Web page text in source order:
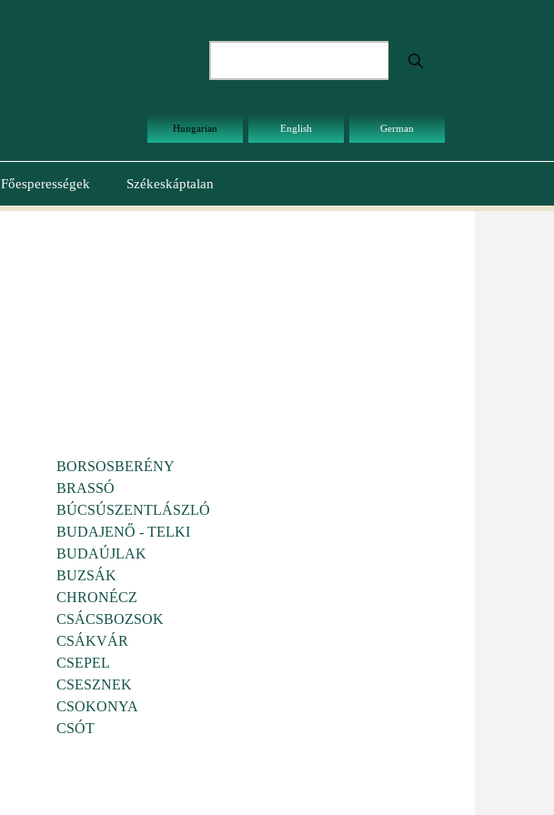
Hungarian English German
Főesperességek Székeskáptalan
BORSOSBERÉNY
BRASSÓ
BÚCSÚSZENTLÁSZLÓ
BUDAJENŐ - TELKI
BUDAÚJLAK
BUZSÁK
CHRONÉCZ
CSÁCSBOZSOK
CSÁKVÁR
CSEPEL
CSESZNEK
CSOKONYA
CSÓT